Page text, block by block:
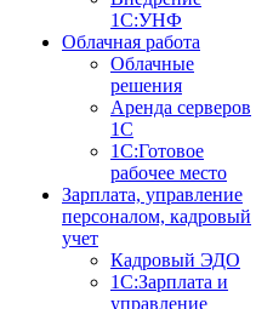
1С:УНФ
Облачная работа
Облачные
решения
Аренда серверов
1С
1C:Готовое
рабочее место
Зарплата, управление
персоналом, кадровый
учет
Кадровый ЭДО
1С:Зарплата и
управление